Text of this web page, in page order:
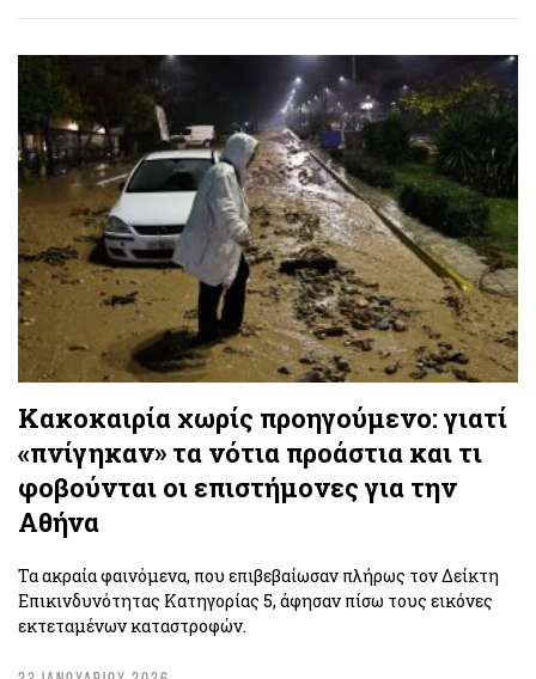
Κακοκαιρία χωρίς προηγούμενο: γιατί
«πνίγηκαν» τα νότια προάστια και τι
φοβούνται οι επιστήμονες για την
Αθήνα
Τα ακραία φαινόμενα, που επιβεβαίωσαν πλήρως τον Δείκτη
Επικινδυνότητας Κατηγορίας 5, άφησαν πίσω τους εικόνες
εκτεταμένων καταστροφών.